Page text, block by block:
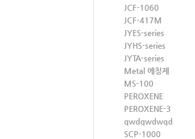
JCF-1060
JCF-417M
JYES-series
JYHS-series
JYTA-series
Metal 에칭제
MS-100
PEROXENE
PEROXENE-3
qwdqwdwqd
SCP-1000